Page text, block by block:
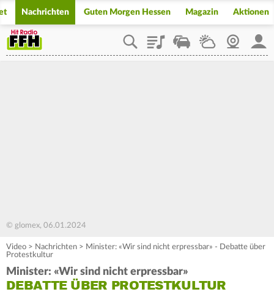
Nachrichten Guten Morgen Hessen Magazin Aktionen
PlaylistStaupilotWetterWebcam
© glomex, 06.01.2024
Video > Nachrichten > Minister: «Wir sind nicht erpressbar» - Debatte über
Protestkultur
Minister: «Wir sind nicht erpressbar»
DEBATTE ÜBER PROTESTKULTUR